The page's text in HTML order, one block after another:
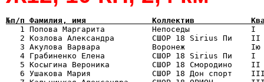
№п/п Фамилия, имя              Коллектив            Квал
1 Попова Маргарита          Непоседы             I
2 Козлова Александра        СШОР 18 Sirius Пи
3 Акулова Варвара           Воронеж
4 Грабиненко Елена          СШОР 18 Sirius Пи
5 Косыгина Вероника         СШОР 18 Смородино
6 Ушакова Мария             СШОР 18 Дон спорт